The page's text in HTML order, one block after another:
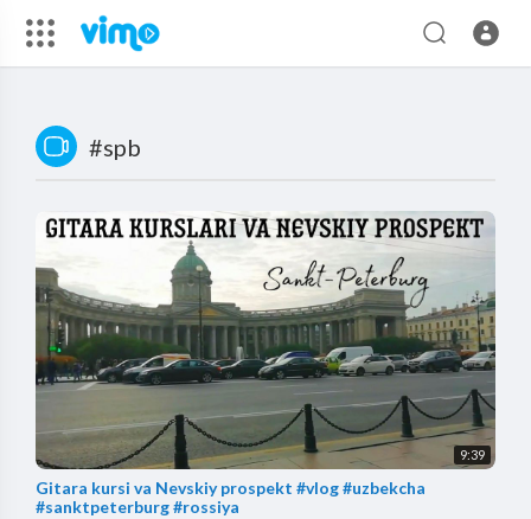
#spb
9:39
Gitara kursi va Nevskiy prospekt #vlog #uzbekcha
#sanktpeterburg #rossiya